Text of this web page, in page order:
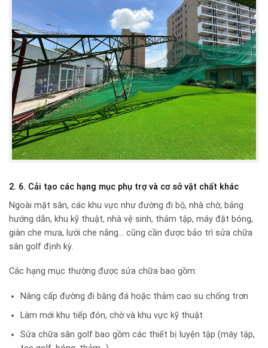
2. 6. Cải tạo các hạng mục phụ trợ và cơ sở vật chất khác
Ngoài mặt sân, các khu vực như đường đi bộ, nhà chờ, bảng
hướng dẫn, khu kỹ thuật, nhà vệ sinh, thảm tập, máy đặt bóng,
giàn che mưa, lưới che nắng… cũng cần được bảo trì sửa chữa
sân golf định kỳ.
Các hạng mục thường được sửa chữa bao gồm:
Nâng cấp đường đi bằng đá hoặc thảm cao su chống trơn
Làm mới khu tiếp đón, chờ và khu vực kỹ thuật
Sửa chữa sân golf bao gồm các thiết bị luyện tập (máy tập,